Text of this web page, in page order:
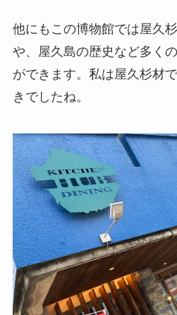
他にもこの博物館では屋久
や、屋久島の歴史など多く
ができます。私は屋久杉材
きでしたね。